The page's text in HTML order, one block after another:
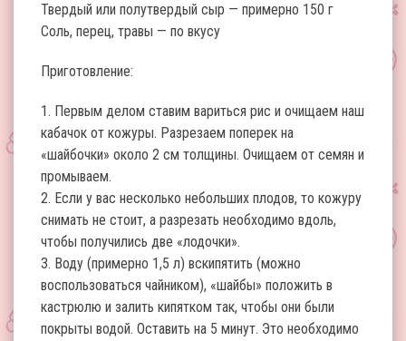
Твердый или полутвердый сыр — примерно 150 г
Соль, перец, травы — по вкусу
Приготовление:
1. Первым делом ставим вариться рис и очищаем наш
кабачок от кожуры. Разрезаем поперек на
«шайбочки» около 2 см толщины. Очищаем от семян и
промываем.
2. Если у вас несколько небольших плодов, то кожуру
снимать не стоит, а разрезать необходимо вдоль,
чтобы получились две «лодочки».
3. Воду (примерно 1,5 л) вскипятить (можно
воспользоваться чайником), «шайбы» положить в
кастрюлю и залить кипятком так, чтобы они были
покрыты водой. Оставить на 5 минут. Это необходимо